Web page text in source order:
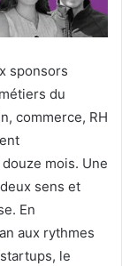
sponsors
du
commerce, RH
mois. Une
sens et
En
aux rythmes
le